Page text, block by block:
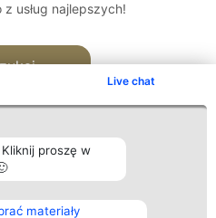
Live chat
proszę w
materiały
usług najlepszych!
Kontakt
Kontakt